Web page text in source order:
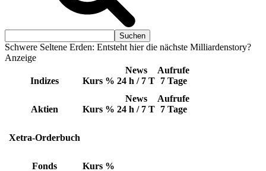
Schwere Seltene Erden: Entsteht hier die nächste Milliardenstory?
Anzeige
Indizes Kurs %
News
24 h / 7 T
Aufrufe
7 Tage
Aktien Kurs %
News
24 h / 7 T
Aufrufe
7 Tage
Xetra-Orderbuch
Fonds Kurs %